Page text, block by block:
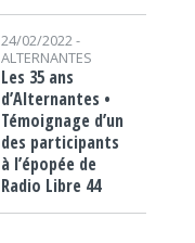
24/02/2022 -
ALTERNANTES
Les 35 ans
d’Alternantes •
Témoignage d’un
des participants
à l’épopée de
Radio Libre 44